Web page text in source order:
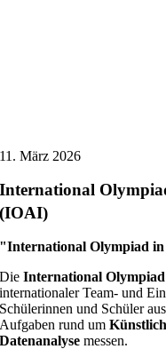
11. März 2026
International
(IOAI)
"International Olympiad
DieInternational
internationaler Team- und
Schülerinnen und Schüler
Aufgaben rund um
Datenanalyse messen.